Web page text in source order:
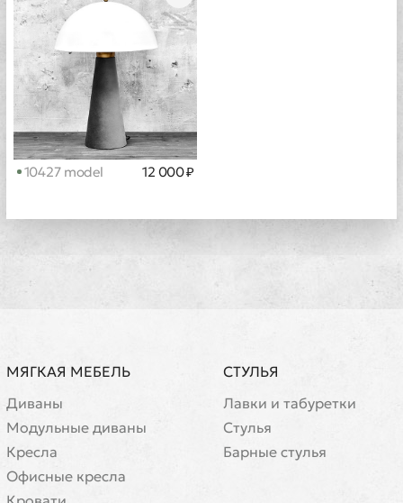
10427 model 12 000 ₽
МЯГКАЯ МЕБЕЛЬ
Диваны
Модульные диваны
Кресла
Офисные кресла
СТУЛЬЯ
Лавки и табуретки
Стулья
Барные стулья